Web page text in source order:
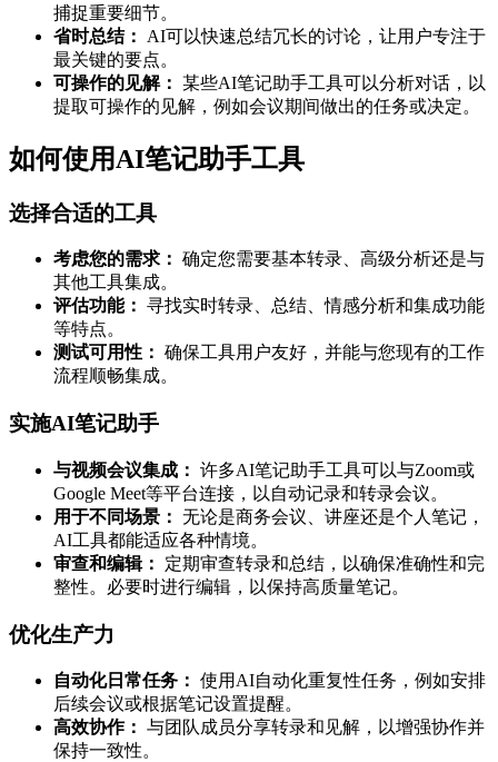
捕捉重要细节。
省时总结：
AI可以快速总结冗长的讨论，让用户专注于
最关键的要点。
可操作的见解： 某些AI笔记助手工具可以分析对话，以
提取可操作的见解，例如会议期间做出的任务或决定。
如何使用AI笔记助手工具
选择合适的工具
考虑您的需求： 确定您需要基本转录、高级分析还是与
其他工具集成。
评估功能： 寻找实时转录、总结、情感分析和集成功能
等特点。
测试可用性： 确保工具用户友好，并能与您现有的工作
流程顺畅集成。
实施AI笔记助手
与视频会议集成： 许多AI笔记助手工具可以与Zoom或
Google Meet等平台连接，以自动记录和转录会议。
用于不同场景： 无论是商务会议、讲座还是个人笔记，
AI工具都能适应各种情境。
审查和编辑：
定期审查转录和总结，以确保准确性和完
整性。必要时进行编辑，以保持高质量笔记。
优化生产力
自动化日常任务： 使用AI自动化重复性任务，例如安排
后续会议或根据笔记设置提醒。
高效协作： 与团队成员分享转录和见解，以增强协作并
保持一致性。